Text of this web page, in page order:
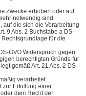
Zwecke erhoben oder auf
notwendig sind.
auf die sich die Verarbeitung
9 Abs. 2 Buchstabe a DS-
für die
GVO Widerspruch gegen
berechtigten Gründe für
gemäß Art. 21 Abs. 2 DS-
verarbeitet.
zur Erfüllung einer
dem Recht der